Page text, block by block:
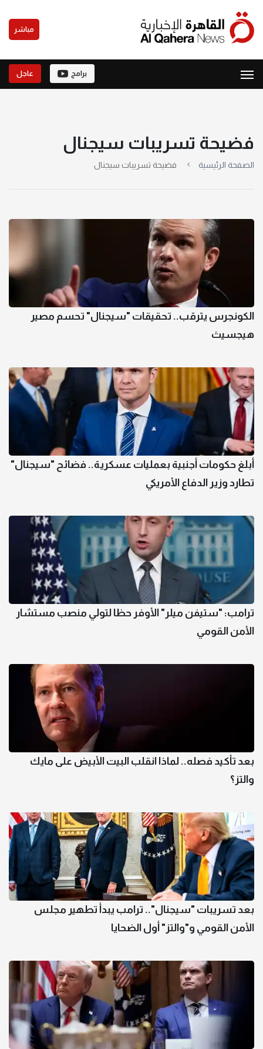
مباشر
برامج عاجل
فضيحة تسريبات سيجنال
الصفحة الرئيسية فضيحة تسريبات سيجنال
الكونجرس يترقب.. تحقيقات "سيجنال" تحسم مصير
هيجسيث
أبلغ حكومات أجنبية بعمليات عسكرية.. فضائح "سيجنال"
تطارد وزير الدفاع الأمريكي
ترامب: "ستيفن ميلر" الأوفر حظا لتولي منصب مستشار
الأمن القومي
بعد تأكيد فصله.. لماذا انقلب البيت الأبيض على مايك
والتز؟
بعد تسريبات "سيجنال".. ترامب يبدأ تطهير مجلس
الأمن القومي و"والتز" أول الضحايا